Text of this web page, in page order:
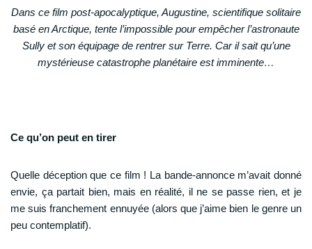
Dans ce film post-apocalyptique, Augustine, scientifique solitaire
basé en Arctique, tente l’impossible pour empêcher l’astronaute
Sully et son équipage de rentrer sur Terre. Car il sait qu’une
mystérieuse catastrophe planétaire est imminente…
Ce qu’on peut en tirer
Quelle déception que ce film ! La bande-annonce m’avait donné
envie, ça partait bien, mais en réalité, il ne se passe rien, et je
me suis franchement ennuyée (alors que j’aime bien le genre un
peu contemplatif).